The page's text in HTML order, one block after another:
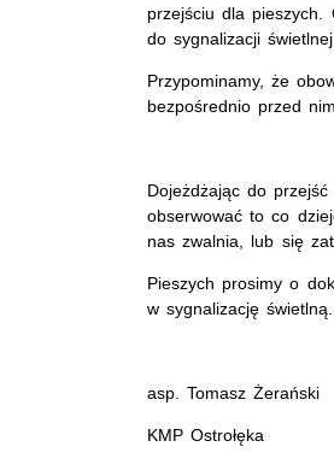
przejściu dla pieszych.
do sygnalizacji
Przypominamy, że
bezpośrednio przed
Dojeżdżając do
obserwować to co
nas zwalnia, lub się
Pieszych prosimy o
w sygnalizację świetlną.
asp. Tomasz Żerański
KMP Ostrołęka